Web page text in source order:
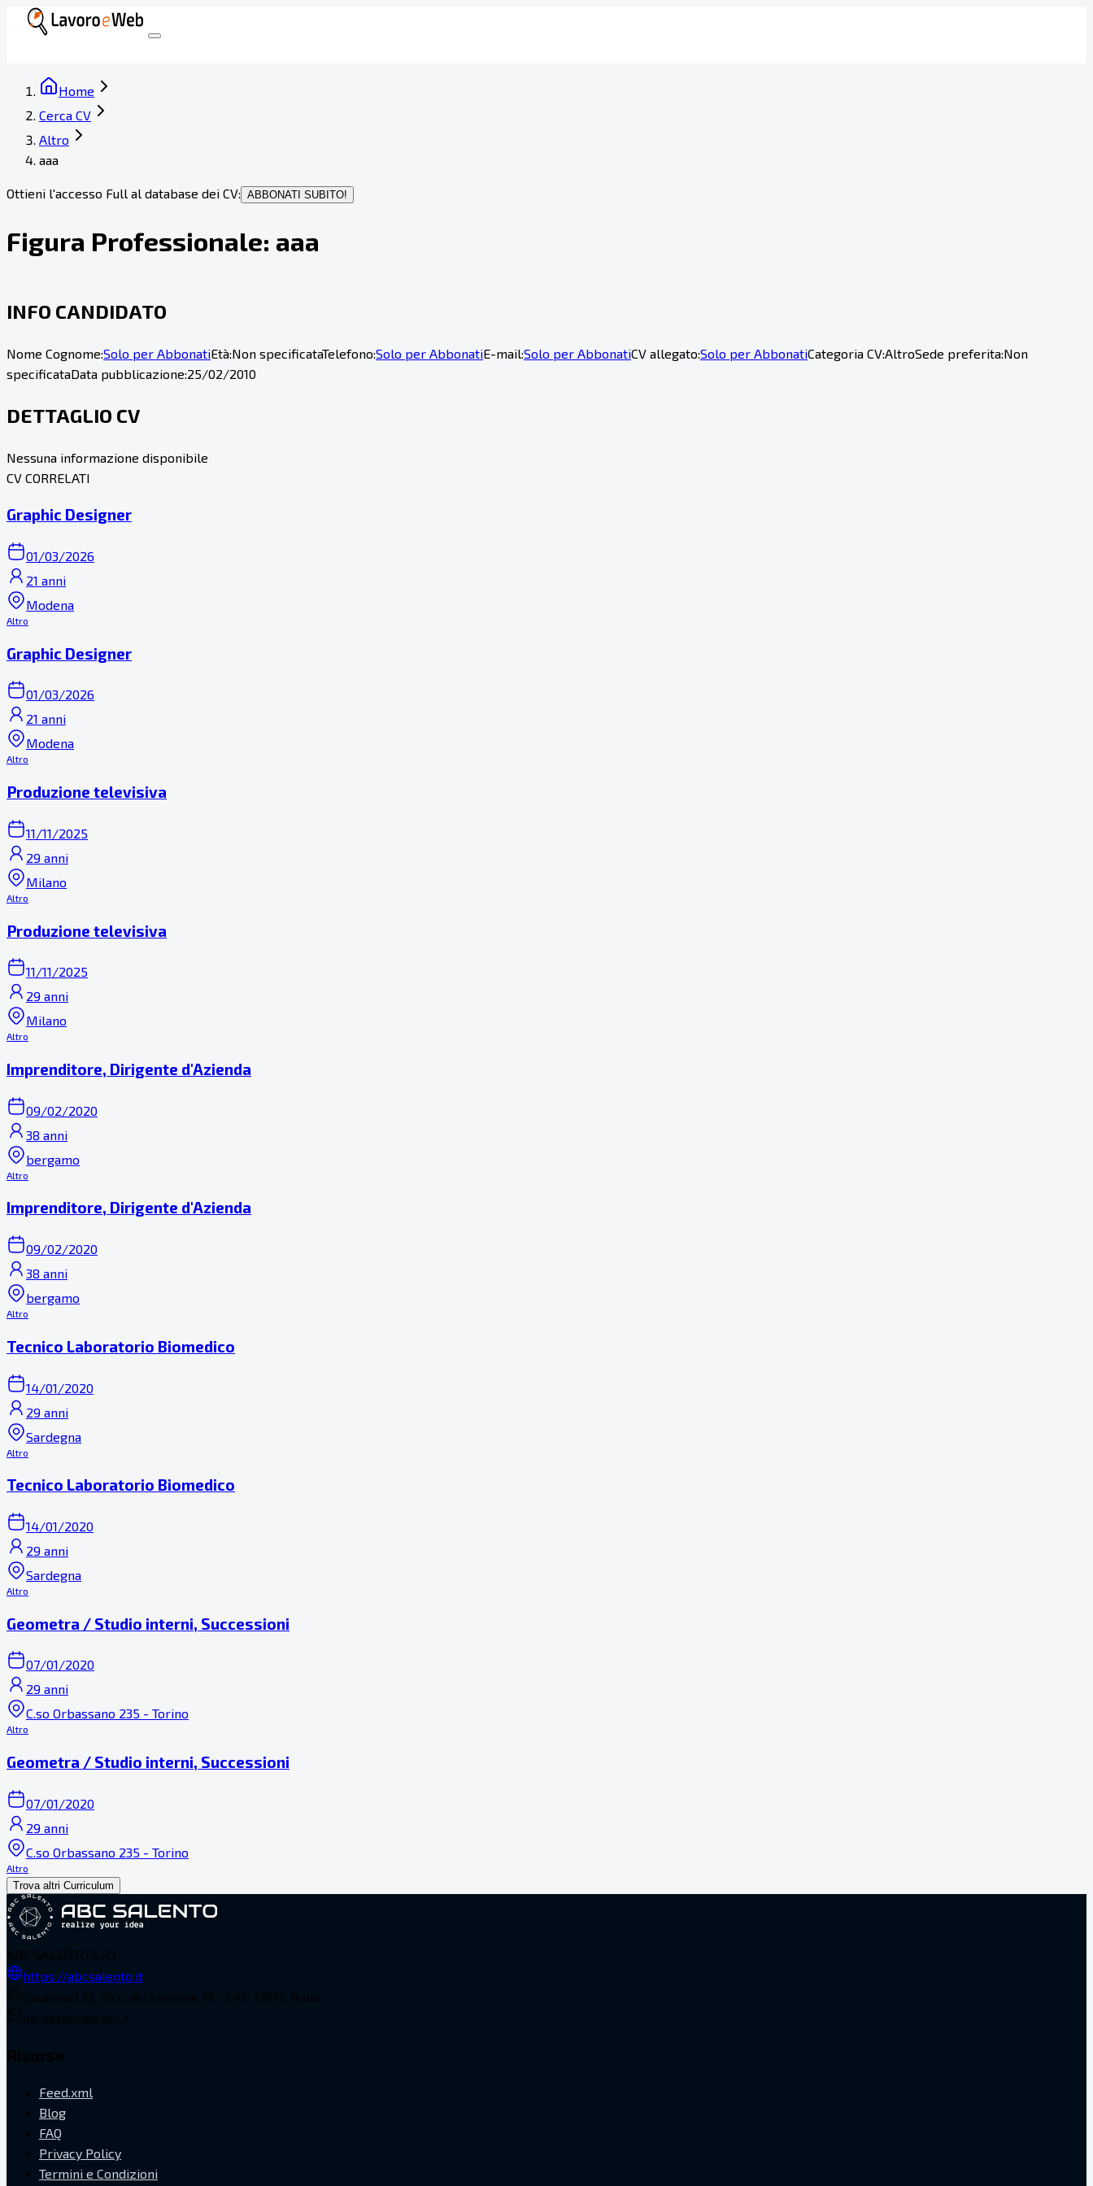
Home
Cerca CV
Altro
aaa
Ottieni l'accesso Full al database dei CV: ABBONATI SUBITO!
Figura Professionale: aaa
INFO CANDIDATO
Nome Cognome:Solo per AbbonatiEtà:Non specificataTelefono:Solo per AbbonatiE-mail:Solo per AbbonatiCV allegato:Solo per AbbonatiCategoria CV:AltroSede preferita:Non
specificataData pubblicazione:25/02/2010
DETTAGLIO CV
Nessuna informazione disponibile
CV CORRELATI
Graphic Designer
01/03/2026
21 anni
Modena
Altro
Graphic Designer
01/03/2026
21 anni
Modena
Altro
Produzione televisiva
11/11/2025
29 anni
Milano
Altro
Produzione televisiva
11/11/2025
29 anni
Milano
Altro
Imprenditore, Dirigente d'Azienda
09/02/2020
38 anni
bergamo
Altro
Imprenditore, Dirigente d'Azienda
09/02/2020
38 anni
bergamo
Altro
Tecnico Laboratorio Biomedico
14/01/2020
29 anni
Sardegna
Altro
Tecnico Laboratorio Biomedico
14/01/2020
29 anni
Sardegna
Altro
Geometra / Studio interni, Successioni
07/01/2020
29 anni
C.so Orbassano 235 - Torino
Altro
Geometra / Studio interni, Successioni
07/01/2020
29 anni
C.so Orbassano 235 - Torino
Altro
Trova altri Curriculum
https://abcsalento.it
Feed.xml
Blog
FAQ
Privacy Policy
Termini e Condizioni